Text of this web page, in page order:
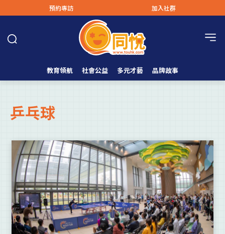
預約專訪 加入社群
教育領航 社會公益 多元才藝 品牌故事
乒乓球